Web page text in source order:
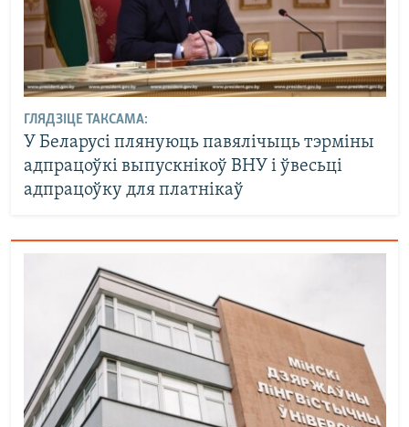
ГЛЯДЗІЦЕ ТАКСАМА:
У Беларусі плянуюць павялічыць тэрміны
адпрацоўкі выпускнікоў ВНУ і ўвесьці
адпрацоўку для платнікаў